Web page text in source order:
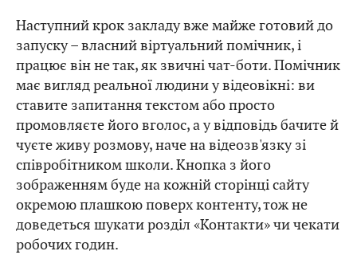
Наступний крок закладу вже майже готовий до
запуску – власний віртуальний помічник, і
працює він не так, як звичні чат-боти. Помічник
має вигляд реальної людини у відеовікні: ви
ставите запитання текстом або просто
промовляєте його вголос, а у відповідь бачите й
чуєте живу розмову, наче на відеозв'язку зі
співробітником школи. Кнопка з його
зображенням буде на кожній сторінці сайту
окремою плашкою поверх контенту, тож не
доведеться шукати розділ «Контакти» чи чекати
робочих годин.